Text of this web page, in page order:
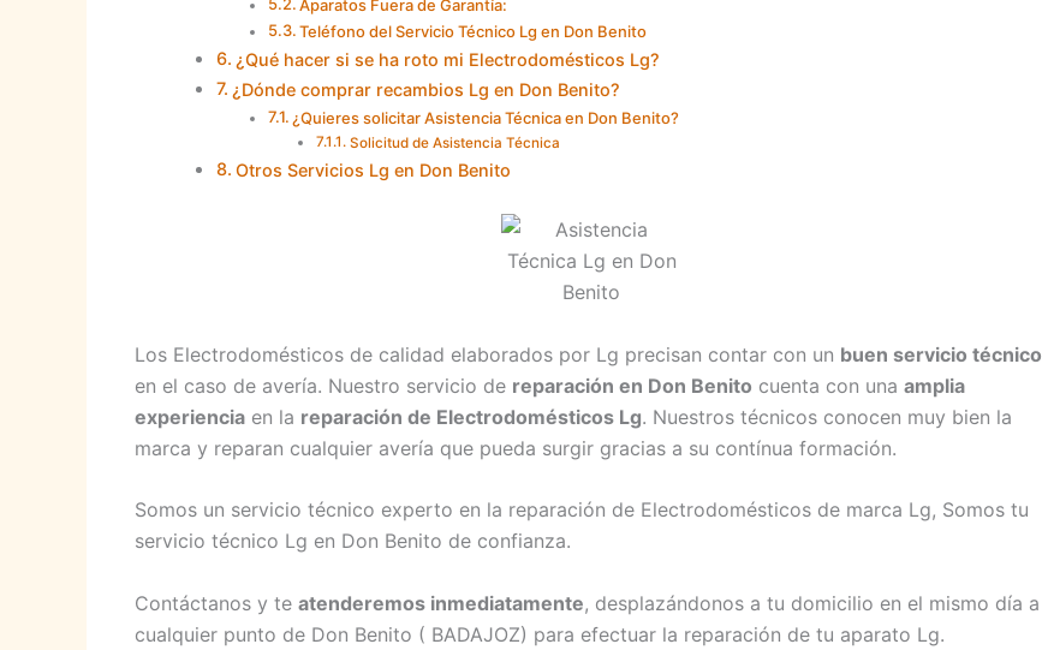
Aparatos Fuera de Garantía:
Teléfono del Servicio Técnico Lg en Don Benito
¿Qué hacer si se ha roto mi Electrodomésticos Lg?
¿Dónde comprar recambios Lg en Don Benito?
¿Quieres solicitar Asistencia Técnica en Don Benito?
Solicitud de Asistencia Técnica
Otros Servicios Lg en Don Benito
Los Electrodomésticos de calidad elaborados por Lg precisan contar con un buen servicio técnico
en el caso de avería. Nuestro servicio de reparación en Don Benito cuenta con una amplia
experiencia en la reparación de Electrodomésticos Lg. Nuestros técnicos conocen muy bien la
marca y reparan cualquier avería que pueda surgir gracias a su contínua formación.
Somos un servicio técnico experto en la reparación de Electrodomésticos de marca Lg, Somos tu
servicio técnico Lg en Don Benito de confianza.
Contáctanos y te atenderemos inmediatamente, desplazándonos a tu domicilio en el mismo día a
cualquier punto de Don Benito ( BADAJOZ) para efectuar la reparación de tu aparato Lg.